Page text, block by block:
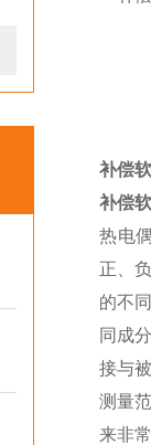
补偿
补偿
热电
正、
的不
同成
接与
测量
来非